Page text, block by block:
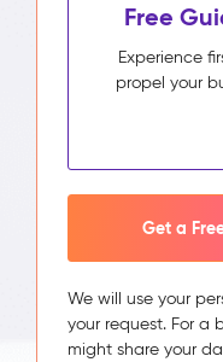
Free
Experience
propel your
Get a
We will use your
your request. For a
might share your